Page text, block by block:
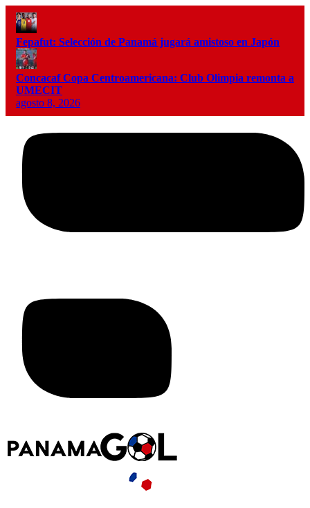
Fepafut: Selección de Panamá jugará amistoso en Japón
Concacaf Copa Centroamericana: Club Olimpia remonta a
UMECIT
agosto 8, 2026